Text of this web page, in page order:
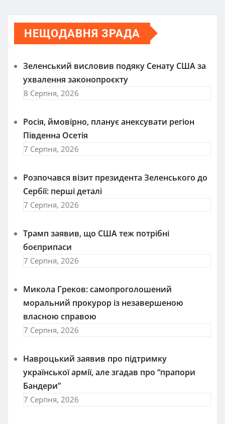
НЕЩОДАВНЯ ЗРАДА
Зеленський висловив подяку Сенату США за
ухвалення законопроєкту
8 Серпня, 2026
Росія, ймовірно, планує анексувати регіон
Південна Осетія
7 Серпня, 2026
Розпочався візит президента Зеленського до
Сербії: перші деталі
7 Серпня, 2026
Трамп заявив, що США теж потрібні
боєприпаси
7 Серпня, 2026
Микола Греков: самопроголошений
моральний прокурор із незавершеною
власною справою
7 Серпня, 2026
Навроцький заявив про підтримку
української армії, але згадав про “прапори
Бандери”
7 Серпня, 2026